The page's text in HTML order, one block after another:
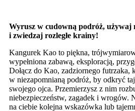
Wyrusz w cudowną podróż, używaj
i zwiedzaj rozległe krainy!
Kangurek Kao to piękna,
wypełniona zabawą, eksploracją,
Dołącz do Kao, zadziornego futrzaka,
w niezapomnianą podróż, by odkryć
swojego ojca. Przemierzysz z nim
niebezpieczeństw, zagadek i wrogów.
na ciebie kolejna wskazówka lub